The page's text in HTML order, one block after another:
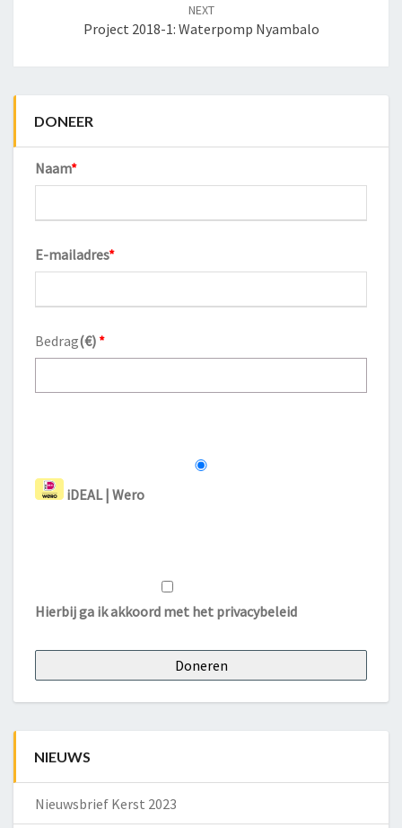
NEXT
Project 2018-1: Waterpomp Nyambalo
DONEER
Naam*
E-mailadres*
Bedrag(€) *
iDEAL | Wero
Hierbij ga ik akkoord met het privacybeleid
NIEUWS
Nieuwsbrief Kerst 2023